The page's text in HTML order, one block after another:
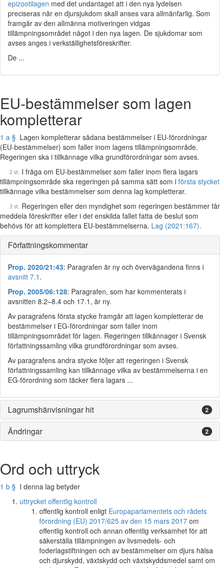
epizootilagen med det undantaget att i den nya lydelsen
preciseras när en djursjukdom skall anses vara allmänfarlig. Som
framgår av den allmänna motiveringen vidgas
tillämpningsområdet något i den nya lagen. De sjukdomar som
avses anges i verkställighetsföreskrifter.
De ...
EU-bestämmelser som lagen
kompletterar
1 a § Lagen kompletterar sådana bestämmelser i EU-förordningar
(EU-bestämmelser) som faller inom lagens tillämpningsområde.
Regeringen ska i tillkännage vilka grundförordningar som avses.
I fråga om EU-bestämmelser som faller inom flera lagars
tillämpningsområde ska regeringen på samma sätt som i första stycket
tillkännage vilka bestämmelser som denna lag kompletterar.
Regeringen eller den myndighet som regeringen bestämmer får
meddela föreskrifter eller i det enskilda fallet fatta de beslut som
behövs för att komplettera EU-bestämmelserna. Lag (2021:167).
Författningskommentar
Prop. 2020/21:43: Paragrafen är ny och övervägandena finns i
avsnitt 7.1 .
Prop. 2005/06:128: Paragrafen, som har kommenterats i
avsnitten 8.2–8.4 och 17.1, är ny.
Av paragrafens första stycke framgår att lagen kompletterar de
bestämmelser i EG-förordningar som faller inom
tillämpningsområdet för lagen. Regeringen tillkännager i Svensk
författningssamling vilka grundförordningar som avses.
Av paragrafens andra stycke följer att regeringen i Svensk
författningssamling kan tillkännage vilka av bestämmelserna i en
EG-förordning som täcker flera lagars ...
Lagrumshänvisningar hit 2
Ändringar 2
Ord och uttryck
1 b § I denna lag betyder
uttrycket offentlig kontroll
offentlig kontroll enligt Europaparlamentets och rådets
förordning (EU) 2017/625 av den 15 mars 2017 om
offentlig kontroll och annan offentlig verksamhet för att
säkerställa tillämpningen av livsmedels- och
foderlagstiftningen och av bestämmelser om djurs hälsa
och djurskydd, växtskydd och växtskyddsmedel samt om